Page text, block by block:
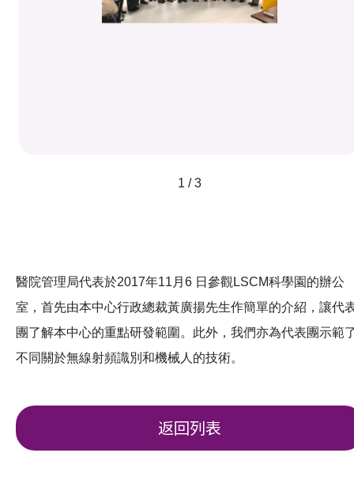
1 / 3
醫院管理局代表於2017年11月6 日參觀LSCM科學園的辦公
室，首先由本中心行政總裁黃廣揚先生作簡單的介紹，讓代
團了解本中心的重點研發範圍。此外，我們亦為代表團示範
不同關於無線射頻識別和機械人的技術。
返回列表